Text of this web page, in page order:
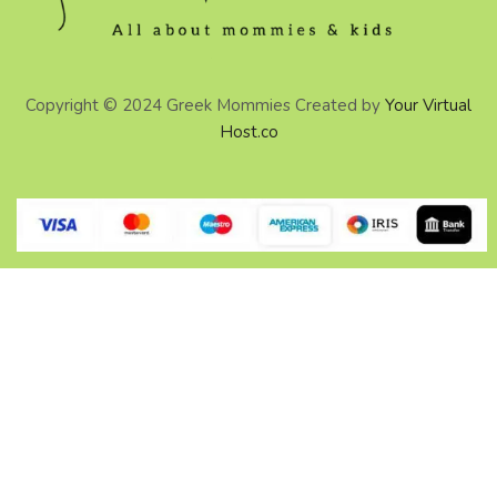
Copyright © 2024 Greek Mommies Created by Your Virtual
Host.co